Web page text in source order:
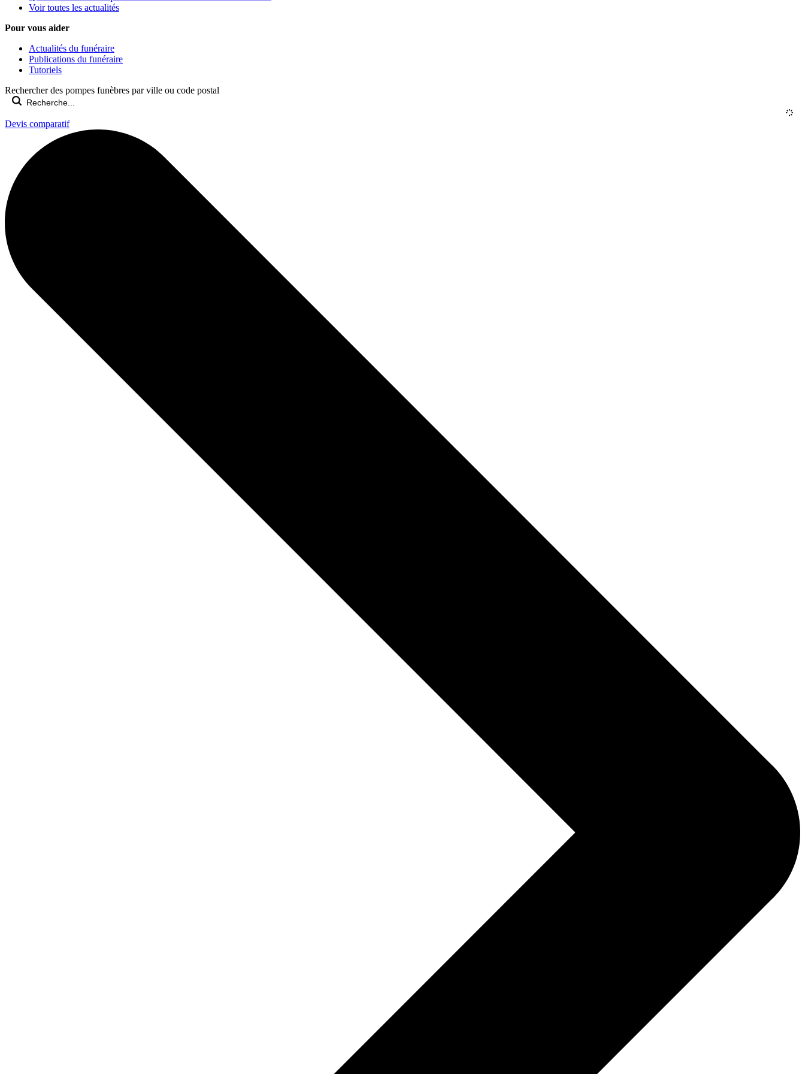
Voir toutes les actualités
Pour vous aider
Actualités du funéraire
Publications du funéraire
Tutoriels
Rechercher des pompes funèbres par ville ou code postal
Devis comparatif